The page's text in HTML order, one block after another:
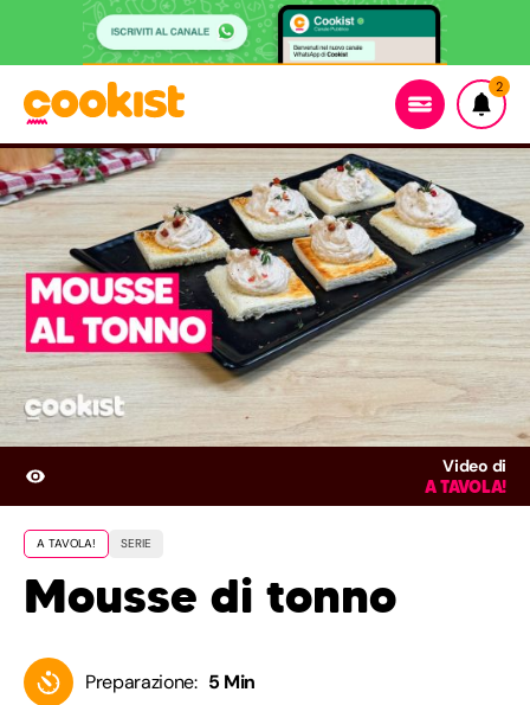
2
Video di
A TAVOLA!
A TAVOLA! SERIE
Mousse di tonno
Preparazione: 5 Min